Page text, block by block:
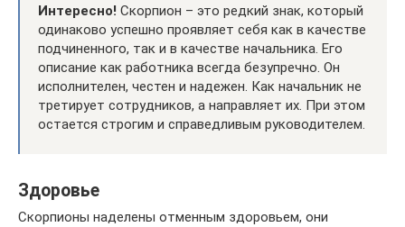
Интересно! Скорпион – это редкий знак, который
одинаково успешно проявляет себя как в качестве
подчиненного, так и в качестве начальника. Его
описание как работника всегда безупречно. Он
исполнителен, честен и надежен. Как начальник не
третирует сотрудников, а направляет их. При этом
остается строгим и справедливым руководителем.
Здоровье
Скорпионы наделены отменным здоровьем, они